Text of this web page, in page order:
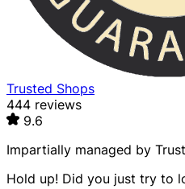
Trusted Shops
444 reviews
9.6
Impartially managed by
Hold up! Did you just try to